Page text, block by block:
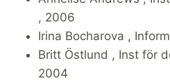
, 2006
Irina Bocharova ,
Britt Östlund , Inst för
2004